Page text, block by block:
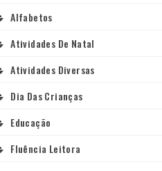
Alfabetos
Atividades De Natal
Atividades Diversas
Dia Das Crianças
Educação
Fluência Leitora